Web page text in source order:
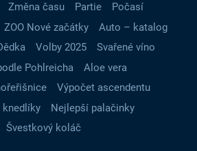
Změna času Partie
Počasí
ZOO Nové začátky
Auto – katalog
Volby 2025
Svařené víno
Pohlreicha
Aloe vera
Výpočet ascendentu
knedlíky
Nejlepší palačinky
Švestkový koláč